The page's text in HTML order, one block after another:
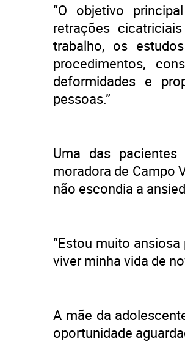
“O objetivo
retrações
trabalho, os
procedimentos,
deformidades e
pessoas.”
Uma das
moradora de Campo
não escondia a
“Estou muito
viver minha vida de
A mãe da
oportunidade